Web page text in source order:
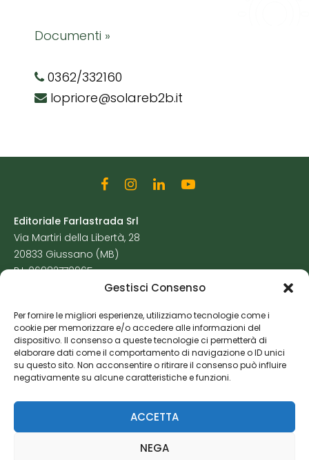
Gestisci Consenso
Per fornire le migliori esperienze, utilizziamo tecnologie come i
cookie per memorizzare e/o accedere alle informazioni del
dispositivo. Il consenso a queste tecnologie ci permetterà di
elaborare dati come il comportamento di navigazione o ID unici
su questo sito. Non acconsentire o ritirare il consenso può influire
negativamente su alcune caratteristiche e funzioni.
ACCETTA
NEGA
Documenti »
0362/332160
lopriore@solareb2b.it
Editoriale Farlastrada Srl
Via Martiri della Libertà, 28
20833 Giussano (MB)
P.I. 06982770965
Cookie Policy
Risorse Aggiuntive